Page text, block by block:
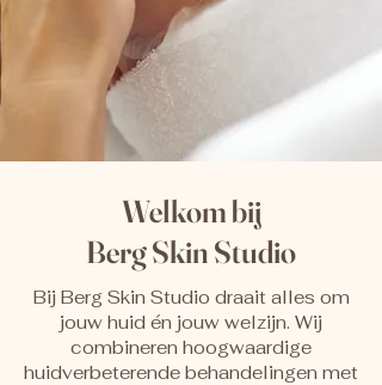
Welkom bij
Berg Skin Studio
Bij Berg Skin Studio draait alles om
jouw huid én jouw welzijn. Wij
combineren hoogwaardige
huidverbeterende behandelingen met